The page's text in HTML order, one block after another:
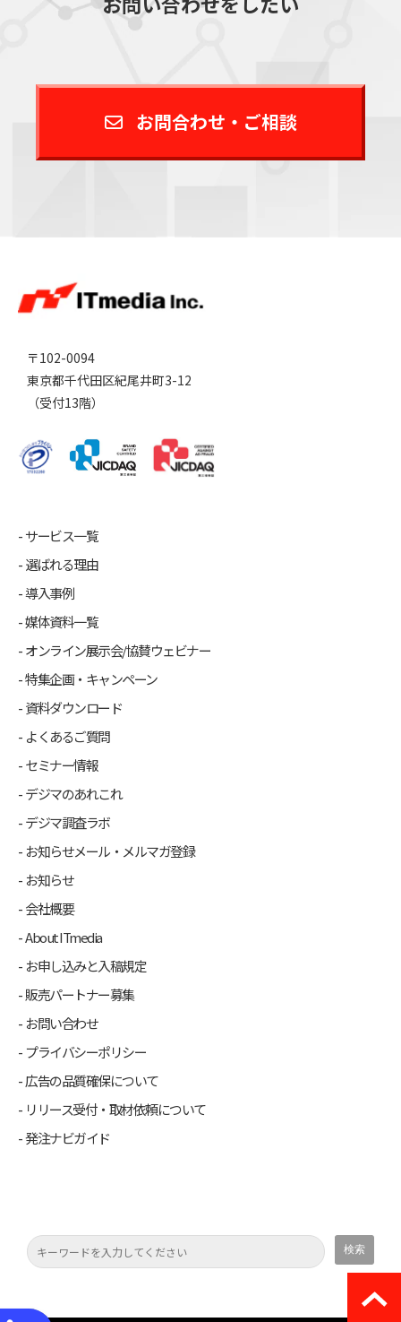
お問合わせ・ご相談
〒102-0094
東京都千代田区紀尾井町3-12
（受付13階）
サービス一覧
選ばれる理由
導入事例
媒体資料一覧
オンライン展示会/協賛ウェビナー
特集企画・キャンペーン
資料ダウンロード
よくあるご質問
セミナー情報
デジマのあれこれ
デジマ調査ラボ
お知らせメール・メルマガ登録
お知らせ
会社概要
About ITmedia
お申し込みと入稿規定
販売パートナー募集
お問い合わせ
プライバシーポリシー
広告の品質確保について
リリース受付・取材依頼について
発注ナビガイド